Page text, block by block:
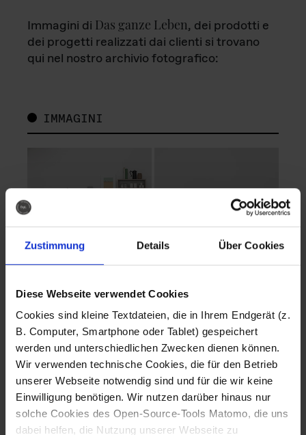
Zustimmung Details Über Cookies
Diese Webseite verwendet Cookies
Cookies sind kleine Textdateien, die in Ihrem Endgerät (z.
B. Computer, Smartphone oder Tablet) gespeichert
werden und unterschiedlichen Zwecken dienen können.
Wir verwenden technische Cookies, die für den Betrieb
unserer Webseite notwendig sind und für die wir keine
Einwilligung benötigen. Wir nutzen darüber hinaus nur
solche Cookies des Open-Source-Tools Matomo, die uns
dabei helfen, die Nutzung unserer Webseite zu
Immagini di Das ganze Leben, dei prodotti e
dei progetti realizzati dai clienti si trovano
qui nel nostro archivio fotografico:
IMMAGINI
Fotografo: Lorenz
Sternbach
Download
Fotografo: Lorenz
Sternbach
Download